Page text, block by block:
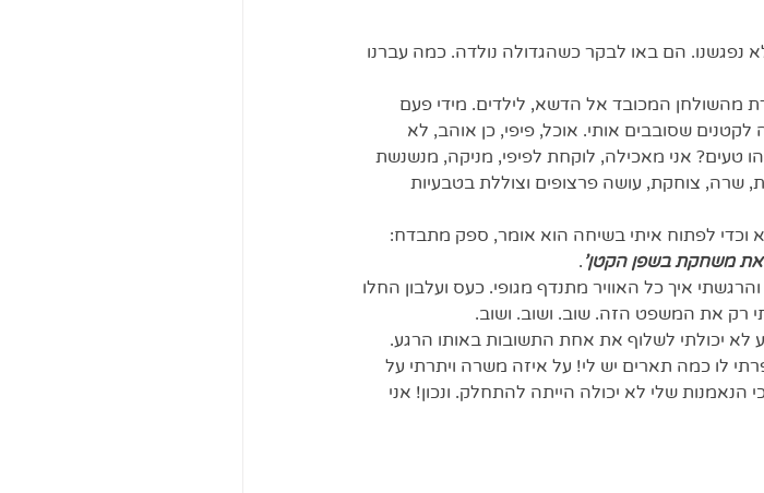
הם באו לבקר כשהגדולה נולדה. כמה עברנו
מהשולחן המכובד אל הדשא, לילדים. מידי פעם
שסובבים אותי. אוכל, פיפי, כן אוהב, לא
טעים? אני מאכילה, לוקחת לפיפי, מניקה, מנשנשת
צוחקת, עושה פרצופים וצוללת בטבעיות
לפתוח איתי בשיחה הוא אומר, ספק מתבדח:
ואת משחקת בשפן הקטן' .
איך כל האוויר מתנדף מגופי. כעס ועלבון החלו
רק את המשפט הזה. שוב. ושוב. ושוב.
לא יכולתי לשלוף את אחת התשובות באותו הרגע.
לו כמה תארים יש לי! על איזה משרה ויתרתי על
שלי לא יכולה הייתה להתחלק. ונכון! אני